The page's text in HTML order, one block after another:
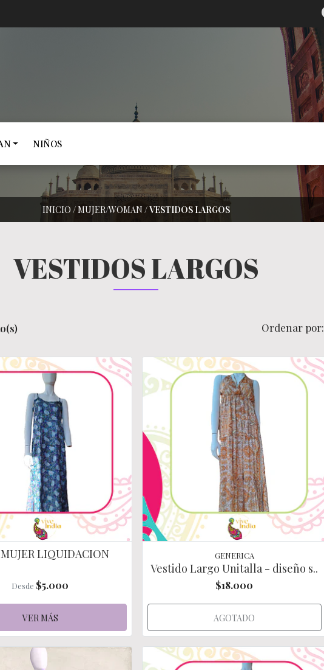
NIÑOS
INICIO /MUJER/WOMAN /VESTIDOS LARGOS
VESTIDOS LARGOS
Ordenar por:
MUJER LIQUIDACION
Desde $5.000
VER MÁS
GENERICA
Vestido Largo Unitalla - diseño s..
$18.000
AGOTADO